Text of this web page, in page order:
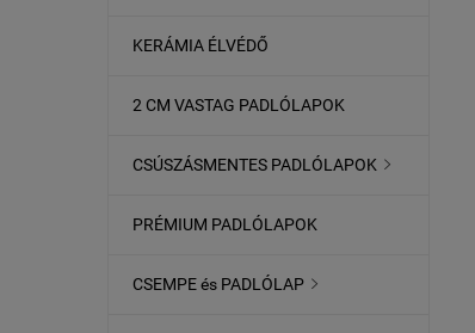
KERÁMIA ÉLVÉDŐ
2 CM VASTAG PADLÓLAPOK
CSÚSZÁSMENTES PADLÓLAPOK 
PRÉMIUM PADLÓLAPOK
CSEMPE és PADLÓLAP 